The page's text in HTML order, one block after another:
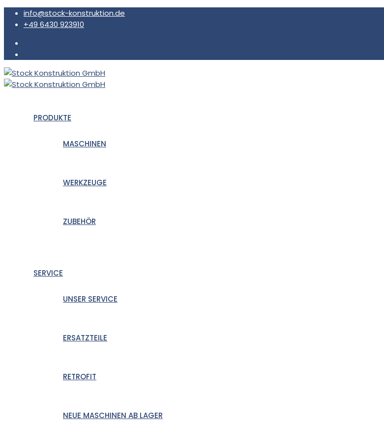
info@stock-konstruktion.de
+49 6430 923910
PRODUKTE
MASCHINEN
WERKZEUGE
ZUBEHÖR
SERVICE
UNSER SERVICE
ERSATZTEILE
RETROFIT
NEUE MASCHINEN AB LAGER